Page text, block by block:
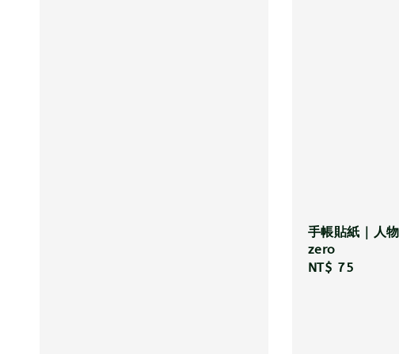
手帳貼紙｜人
zero
Regular
NT$ 75